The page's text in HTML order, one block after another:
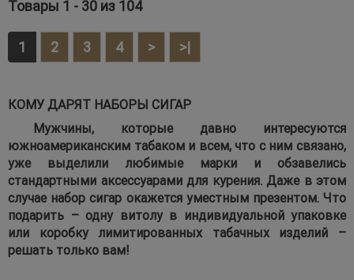
Товары 1 - 30 из 104
1 2 3 4 > >|
КОМУ ДАРЯТ НАБОРЫ СИГАР
Мужчины, которые давно интересуются
южноамериканским табаком и всем, что с ним связано,
уже выделили любимые марки и обзавелись
стандартными аксессуарами для курения. Даже в этом
случае набор сигар окажется уместным презентом. Что
подарить – одну витолу в индивидуальной упаковке
или коробку лимитированных табачных изделий –
решать только вам!